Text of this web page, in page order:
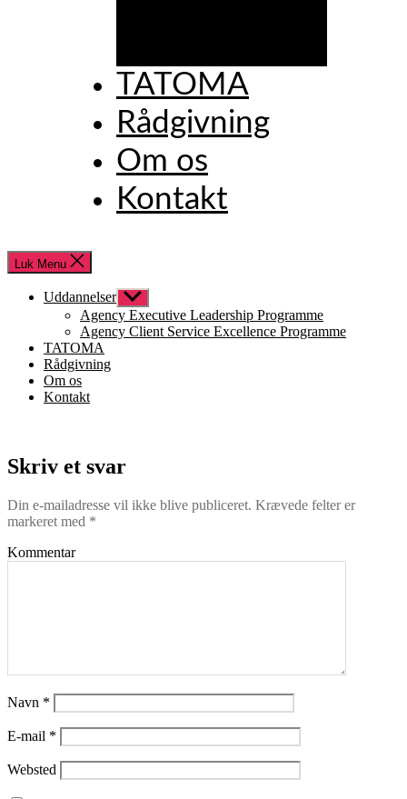
TATOMA
Rådgivning
Om os
Kontakt
Luk Menu
Uddannelser Vis
undermenu
Agency Executive Leadership Programme
Agency Client Service Excellence Programme
TATOMA
Rådgivning
Om os
Kontakt
Skriv et svar
Din e-mailadresse vil ikke blive publiceret. Krævede felter er
markeret med *
Kommentar
Navn *
E-mail *
Websted